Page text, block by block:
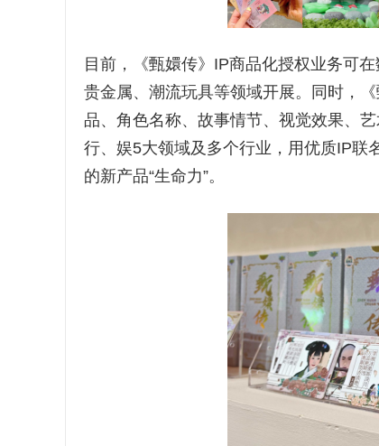
目前，《甄嬛传》IP商品化授权业务可
贵金属、潮流玩具等领域开展。同时，
品、角色名称、故事情节、视觉效果、
行、娱5大领域及多个行业，用优质IP联
的新产品“生命力”。